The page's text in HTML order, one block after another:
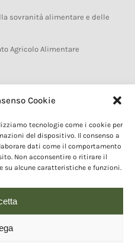
Cookie
tecnologie come i cookie per
del dispositivo. Il consenso a
dati come il comportamento
Non acconsentire o ritirare il
su alcune caratteristiche e funzioni.
sovranità alimentare e delle
Agricolo Alimentare